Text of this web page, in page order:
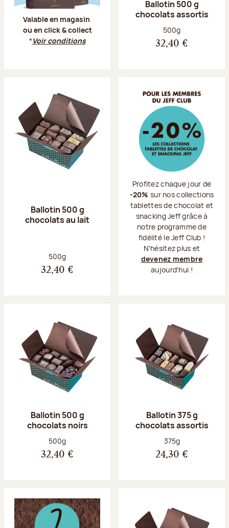
Valable en magasin
ou en click & collect
*Voir conditions
Ballotin 500 g
chocolats assortis
Poids net :
500g
32,40 €
Ballotin 500 g
chocolats au lait
Poids net :
500g
32,40 €
Profitez chaque jour de
-20% sur nos collections
tablettes de chocolat et
snacking Jeff grâce à
notre programme de
fidélité le Jeff Club !
N'hésitez plus et
devenez membre
aujourd'hui !
Ballotin 500 g
chocolats noirs
Poids net :
500g
32,40 €
Ballotin 375 g
chocolats assortis
Poids net :
375g
24,30 €